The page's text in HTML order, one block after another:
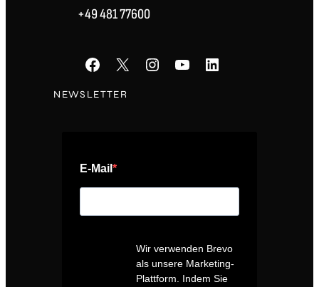
+49 481 77600
Facebook X Instagram YouTube LinkedIn
NEWSLETTER
E-Mail
Wir verwenden Brevo
als unsere Marketing-
Plattform. Indem Sie